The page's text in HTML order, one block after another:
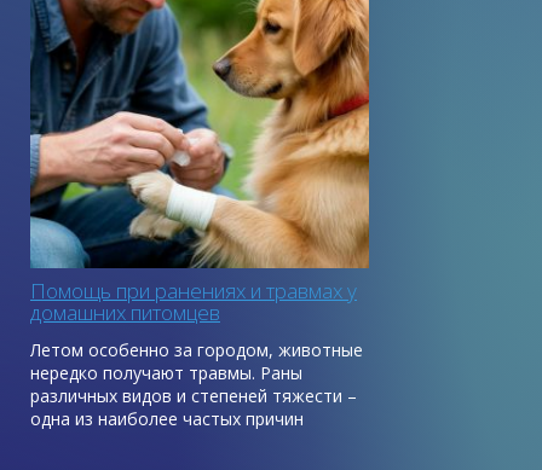
Помощь при ранениях и травмах у
домашних питомцев
Летом особенно за городом, животные
нередко получают травмы. Раны
различных видов и степеней тяжести –
одна из наиболее частых причин